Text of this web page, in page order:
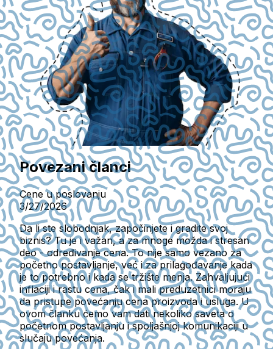
Povezani članci
Cene u poslovanju
3/27/2026
Da li ste slobodnjak, započinjete i gradite svoj
biznis? Tu je i važan, a za mnoge možda i stresan
deo - određivanje cena. To nije samo vezano za
početno postavljanje, već i za prilagođavanje kada
je to potrebno i kada se tržište menja. Zahvaljujući
inflaciji i rastu cena, čak i mali preduzetnici moraju
da pristupe povećanju cena proizvoda i usluga. U
ovom članku ćemo vam dati nekoliko saveta o
početnom postavljanju i spoljašnjoj komunikaciji u
slučaju povećanja.